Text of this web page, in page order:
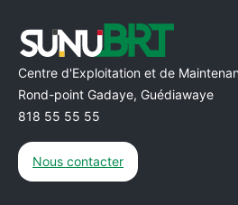
Centre d'Exploitation et de
Rond-point Gadaye, Guédiawaye
818 55 55 55
Nous contacter